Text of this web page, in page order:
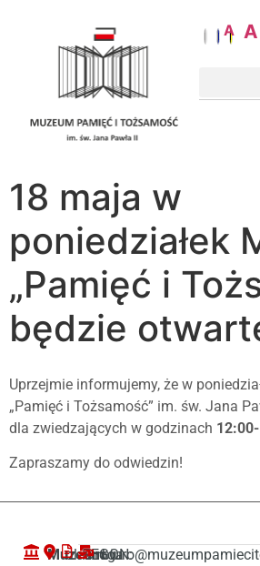
A A
18 maja w
poniedziałek
„Pamięć i
będzie
Uprzejmie informujemy, że w
„Pamięć i Tożsamość” im. św. Jana
dla zwiedzających w godzinach
Zapraszamy do odwiedzin!
Muzeum
ul. Droga
REGON: